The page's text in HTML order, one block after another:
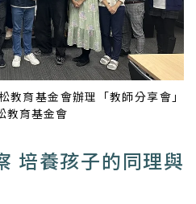
育基金會辦理「教師分享會」
教育基金會
培養孩子的同理與